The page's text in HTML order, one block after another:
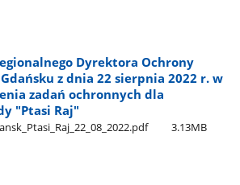
Dyrektora Ochrony
z dnia 22 sierpnia 2022 r. w
zadań ochronnych dla
"Ptasi Raj"
3.13MB